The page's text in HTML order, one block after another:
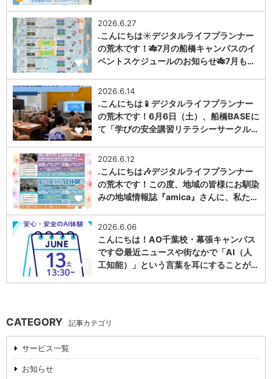
1
2026.6.27
.こんにちは☀️デジタルライフプランナー
の荒木です！🎋7月の船橋キャンパスのイ
ベントスケジュールのお知らせ🎋7月も…
1
2026.6.14
.こんにちは📱デジタルライフプランナー
の荒木です！6月6日（土）、船橋BASEに
て「学びの安全講習リテラシーサークル…
1
2026.6.12
.こんにちは🎶デジタルライフプランナー
の荒木です！この度、地域の皆様にお馴染
みの地域情報誌『amica』さんに、私た…
1
2026.6.06
こんにちは！AO千葉校・幕張キャンパス
です😊最近ニュースや街なかで「AI（人
工知能）」という言葉を耳にすることが…
CATEGORY 記事カテゴリ
サービス一覧
お知らせ